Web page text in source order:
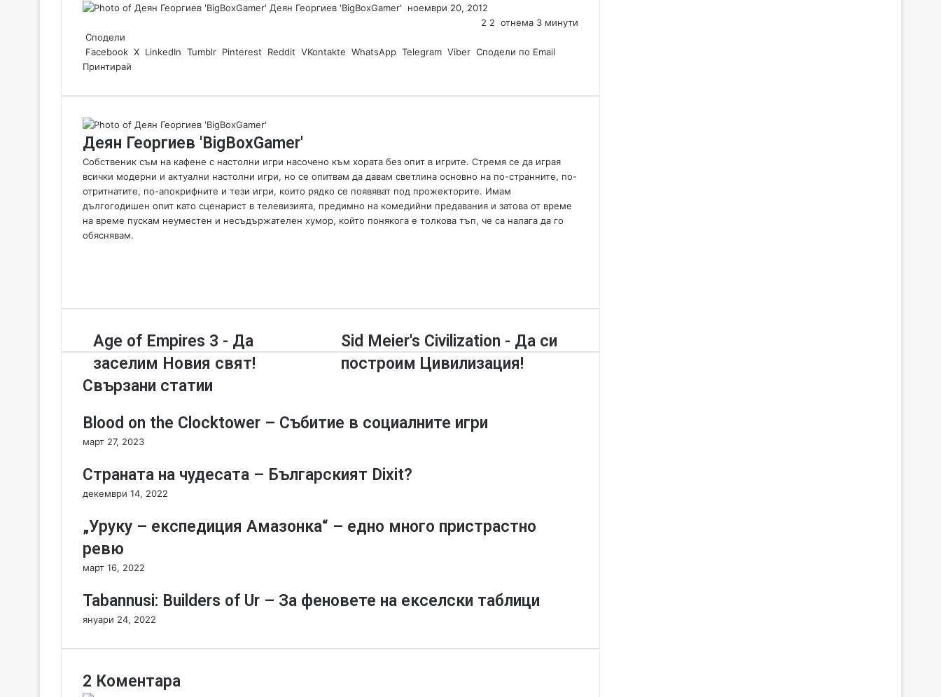
Деян Георгиев 'BigBoxGamer'
S
d
e
ноември 20, 2012
2 2 отнема 3 минути
Сподели
Facebook X LinkedIn Tumblr Pinterest Reddit VKontakte WhatsApp Telegram Viber Сподели по Email
Принтирай
Деян Георгиев 'BigBoxGamer'
Собственик съм на кафене с настолни игри насочено към хората без опит в игрите. Стремя се да играя
всички модерни и актуални настолни игри, но се опитвам да давам светлина основно на по-странните, по-
отритнатите, по-апокрифните и тези игри, които рядко се появяват под прожекторите. Имам
дългогодишен опит като сценарист в телевизията, предимно на комедийни предавания и затова от време
на време пускам неуместен и несъдържателен хумор, който понякога е толкова тъп, че са налага да го
обяснявам.
ie
o
u
b
A
g
e
o
m
p
r
s
-
Д
а
з
с
е
и
Н
о
Age of Empires 3 - Да
заселим Новия свят!
S
i
d
e
s
i
t
n
Sid Meier's Civilization - Да си
построим Цивилизация!
Свързани статии
Blood on the Clocktower – Събитие в социалните игри
март 27, 2023
Страната на чудесата – Българският Dixit?
декември 14, 2022
„Уруку – експедиция Амазонка“ – едно много пристрастно
ревю
март 16, 2022
Tabannusi: Builders of Ur – За феновете на екселски таблици
януари 24, 2022
2 Коментара